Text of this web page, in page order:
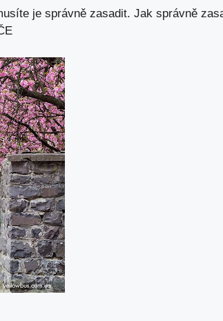
je správně zasadit. Jak správně